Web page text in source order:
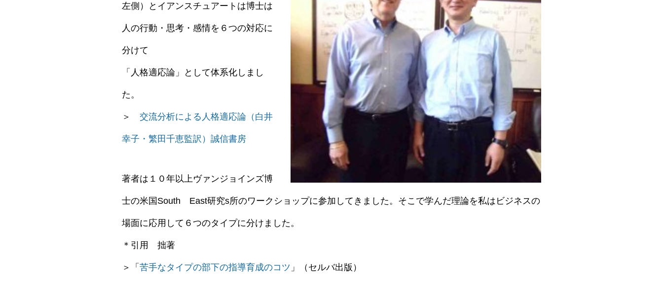
左側）とイアンスチュアートは博士は
人の行動・思考・感情を６つの対応に
分けて
「人格適応論」として体系化しまし
た。
＞ 交流分析による人格適応論（白井
幸子・繁田千恵監訳）誠信書房
著者は１０年以上ヴァンジョインズ博
士の米国South East研究s所のワークショップに参加してきました。そこで学んだ理論を私はビジネスの
場面に応用して６つのタイプに分けました。
＊引用 拙著
＞「 苦手なタイプの部下の指導育成のコツ 」（セルバ出版）